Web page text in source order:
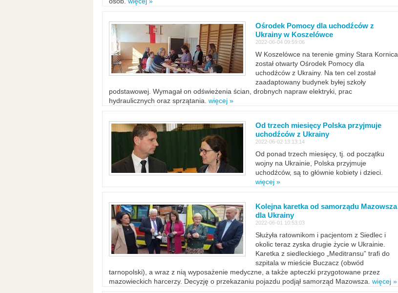
Ośrodek Pomocy dla uchodźców z
Ukrainy w Koszelówce
2022-06-04 09:59:06
W Koszelówce na terenie gminy Stara Kornica
został otwarty Ośrodek Pomocy dla
uchodźców z Ukrainy. Na ten cel został
zaadaptowany budynek byłej szkoły
podstawowej. Wymagał on odświeżenia ścian, drobnych napraw elektryki, prac
hydraulicznych oraz sprzątania. więcej »
Od trzech miesięcy Polska przyjmuje
uchodźców z Ukrainy
2022-06-02 13:13:14
Od ponad trzech miesięcy, tj. od początku
wojny na Ukrainie, Polska przyjmuje
uchodźców, są to głównie kobiety i dzieci.
więcej »
Kolejna karetka od samorządu Mazowsza
dla Ukrainy
2022-06-01 10:53:03
Służyła ratownikom i pacjentom z Siedlec i
okolic teraz zyska drugie życie w Ukrainie.
Karetka z siedleckiego „Meditransu” trafi do
szpitala w mieście Buczacz (obwód
tarnopolski), a wraz z nią wyposażenie medyczne, a także apteczki przygotowane przez
mazowieckich harcerzy. Decyzję o przekazaniu pojazdu podjął samorząd Mazowsza. więcej »